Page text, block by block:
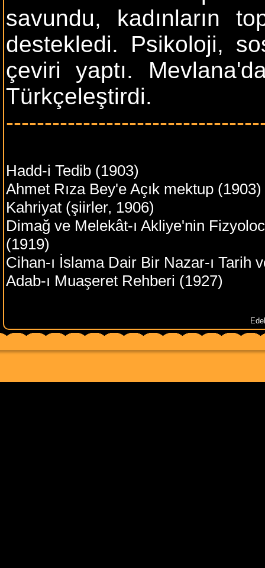
savundu, kadınların
destekledi. Psikoloji,
çeviri yaptı.
Türkçeleştirdi.
Hadd-i Tedib (1903)
Ahmet Rıza Bey'e Açık mektup (1903)
Kahriyat (şiirler, 1906)
Dimağ ve Melekât-ı Akliye'nin
(1919)
Cihan-ı İslama Dair Bir Nazar-ı Tarih
Adab-ı Muaşeret Rehberi (1927)